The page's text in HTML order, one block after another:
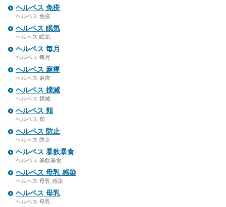
ヘルペス 免疫
ヘルペス 免疫
ヘルペス 眠気
ヘルペス 眠気
ヘルペス 毎月
ヘルペス 毎月
ヘルペス 麻痺
ヘルペス 麻痺
ヘルペス 撲滅
ヘルペス 撲滅
ヘルペス 頬
ヘルペス 頬
ヘルペス 防止
ヘルペス 防止
ヘルペス 暴飲暴食
ヘルペス 暴飲暴食
ヘルペス 母乳 感染
ヘルペス 母乳 感染
ヘルペス 母乳
ヘルペス 母乳